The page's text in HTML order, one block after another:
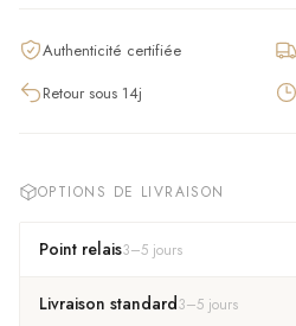
Authenticité certifiée
Retour sous 14j
OPTIONS DE LIVRAISON
Point relais3–5 jours
Livraison standard3–5 jours